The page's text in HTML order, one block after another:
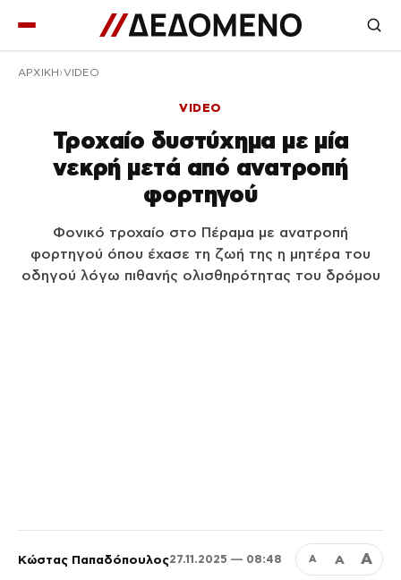
ΑΡΧΙΚΉ VIDEO
VIDEO
Τροχαίο δυστύχημα με μία
νεκρή μετά από ανατροπή
φορτηγού
Φονικό τροχαίο στο Πέραμα με ανατροπή
φορτηγού όπου έχασε τη ζωή της η μητέρα του
οδηγού λόγω πιθανής ολισθηρότητας του δρόμου
Κώστας Παπαδόπουλος27.11.2025 — 08:48 Α Α Α